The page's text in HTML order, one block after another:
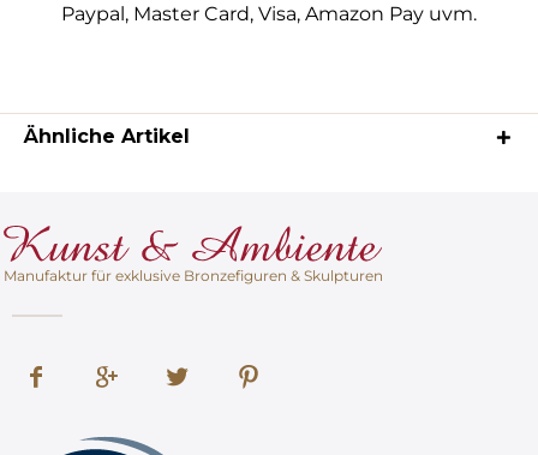
Paypal, Master Card, Visa, Amazon Pay uvm.
Ähnliche Artikel
Manufaktur für exklusive Bronzefiguren & Skulpturen